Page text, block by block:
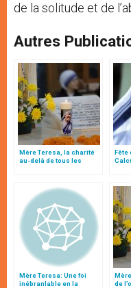
de la solitude et de
Autres
Mère Teresa, la charité
au-delà de tous les
Fête
Mère Teresa: Une foi
inébranlable en la
de